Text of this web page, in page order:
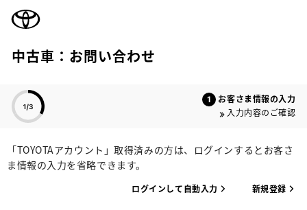
中古車：お問い合わせ
お客さま情報の入力
入力内容のご確認
「TOYOTAアカウント」取得済みの方は、ログインするとお客さ
ま情報の入力を省略できます。
ログインして自動入力 新規登録